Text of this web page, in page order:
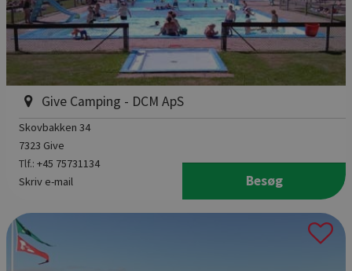
Give Camping - DCM ApS
Skovbakken 34
7323 Give
Tlf.: +45 75731134
Skriv e-mail
Besøg